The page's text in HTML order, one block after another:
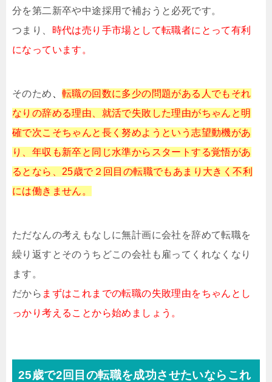
分を第二新卒や中途採用で補おうと必死です。
つまり、 時代は売り手市場として転職者にとって有利
になっています。
そのため 、転職の回数に多少の問題がある人でもそれ
なりの辞める理由、就活で失敗した理由がちゃんと明
確で次こそちゃんと長く努めようという志望動機があ
り、年収も新卒と同じ水準からスタートする覚悟があ
るとなら、25歳で２回目の転職でもあまり大きく不利
には働きません。
ただなんの考えもなしに無計画に会社を辞めて転職を
繰り返すとそのうちどこの会社も雇ってくれなくなり
ます。
だから まずはこれまでの転職の失敗理由をちゃんとし
っかり考えることから始めましょう。
25歳で2回目の転職を成功させたいならこれ